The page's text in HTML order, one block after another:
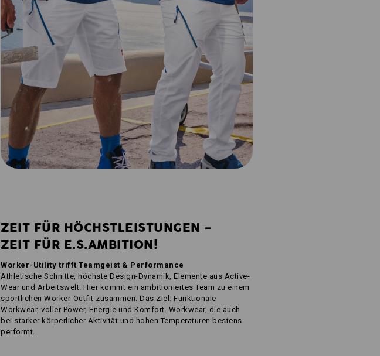
ZEIT FÜR HÖCHSTLEISTUNGEN –
ZEIT FÜR E.S.AMBITION!
Worker-Utility trifft Teamgeist & Performance
Athletische Schnitte, höchste Design-Dynamik, Elemente aus Active-
Wear und Arbeitswelt: Hier kommt ein ambitioniertes Team zu einem
sportlichen Worker-Outfit zusammen. Das Ziel: Funktionale
Workwear, voller Power, Energie und Komfort. Workwear, die auch
bei starker körperlicher Aktivität und hohen Temperaturen bestens
performt.